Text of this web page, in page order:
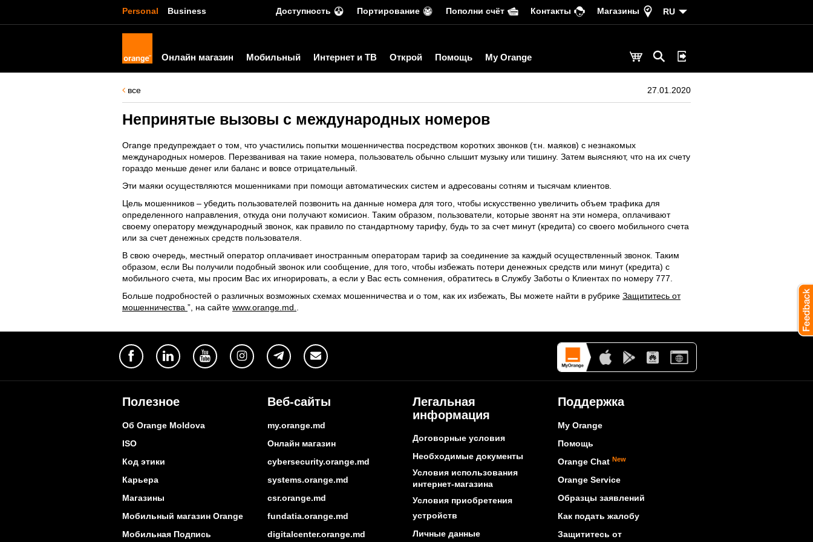
Personal Business Доступность Портирование Пополни счёт Контакты Магазины RU
Онлайн магазин Мобильный Интернет и ТВ Открой Помощь My Orange
все 27.01.2020
Непринятые вызовы с международных номеров
Orange предупреждает о том, что участились попытки мошенничества посредством коротких звонков (т.н. маяков) с незнакомых
международных номеров. Перезванивая на такие номера, пользователь обычно слышит музыку или тишину. Затем выясняют, что на их счету
гораздо меньше денег или баланс и вовсе отрицательный.
Эти маяки осуществляются мошенниками при помощи автоматических систем и адресованы сотням и тысячам клиентов.
Цель мошенников – убедить пользователей позвонить на данные номера для того, чтобы искусственно увеличить объем трафика для
определенного направления, откуда они получают комисион. Таким образом, пользователи, которые звонят на эти номера, оплачивают
своему оператору международный звонок, как правило по стандартному тарифу, будь то за счет минут (кредита) со своего мобильного счета
или за счет денежных средств пользователя.
В свою очередь, местный оператор оплачивает иностранным операторам тариф за соединение за каждый осуществленный звонок. Таким
образом, если Вы получили подобный звонок или сообщение, для того, чтобы избежать потери денежных средств или минут (кредита) с
мобильного счета, мы просим Вас их игнорировать, а если у Вас есть сомнения, обратитесь в Службу Заботы о Клиентах по номеру 777.
Больше подробностей о различных возможных схемах мошенничества и о том, как их избежать, Вы можете найти в рубрике Защититесь от
мошенничества ”, на сайте www.orange.md.
Полезное
Об Orange Moldova
ISO
Код этики
Карьера
Магазины
Мобильный магазин Orange
Мобильная Подпись
Веб-сайты
my.orange.md
Онлайн магазин
cybersecurity.orange.md
systems.orange.md
csr.orange.md
fundatia.orange.md
digitalcenter.orange.md
Легальная
информация
Договорные условия
Необходимые документы
Условия использования
интернет-магазина
Условия приобретения
устройств
Личные данные
Поддержка
My Orange
Помощь
Orange Chat New
Orange Service
Образцы заявлений
Как подать жалобу
Защититесь от